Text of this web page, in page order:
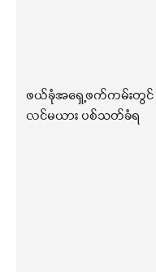
ဖယ်ခုံအရှေ့ဖက်ကမ်းတွ
လင်မယား ပစ်သတ်ခံရ